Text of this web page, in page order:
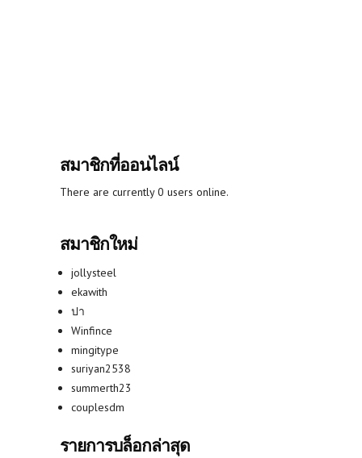
สมาชิกที่ออนไลน์
There are currently 0 users online.
สมาชิกใหม่
jollysteel
ekawith
ปา
Winfince
mingitype
suriyan2538
summerth23
couplesdm
รายการบล็อกล่าสุด